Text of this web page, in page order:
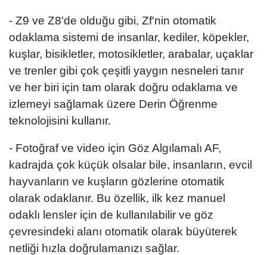
- Z9 ve Z8'de olduğu gibi, Zf'nin otomatik
odaklama sistemi de insanlar, kediler, köpekler,
kuşlar, bisikletler, motosikletler, arabalar, uçaklar
ve trenler gibi çok çeşitli yaygın nesneleri tanır
ve her biri için tam olarak doğru odaklama ve
izlemeyi sağlamak üzere Derin Öğrenme
teknolojisini kullanır.
- Fotoğraf ve video için Göz Algılamalı AF,
kadrajda çok küçük olsalar bile, insanların, evcil
hayvanların ve kuşların gözlerine otomatik
olarak odaklanır. Bu özellik, ilk kez manuel
odaklı lensler için de kullanılabilir ve göz
çevresindeki alanı otomatik olarak büyüterek
netliği hızla doğrulamanızı sağlar.